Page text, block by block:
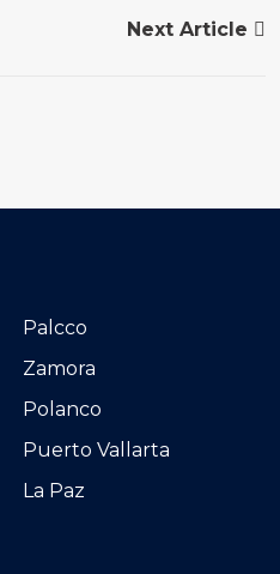
Next Article
Palcco
Zamora
Polanco
Puerto Vallarta
La Paz